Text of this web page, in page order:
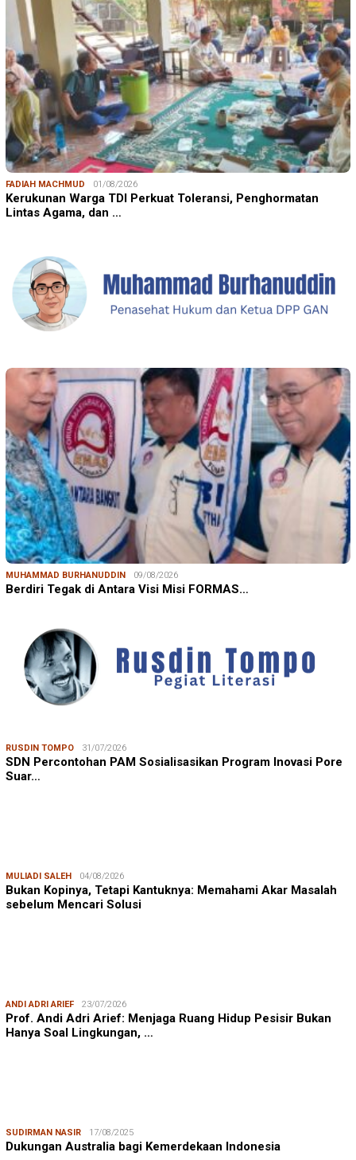
FADIAH MACHMUD 01/08/2026
Kerukunan Warga TDI Perkuat Toleransi, Penghormatan
Lintas Agama, dan …
MUHAMMAD BURHANUDDIN 09/08/2026
Berdiri Tegak di Antara Visi Misi FORMAS…
RUSDIN TOMPO 31/07/2026
SDN Percontohan PAM Sosialisasikan Program Inovasi Pore
Suar…
MULIADI SALEH 04/08/2026
Bukan Kopinya, Tetapi Kantuknya: Memahami Akar Masalah
sebelum Mencari Solusi
ANDI ADRI ARIEF 23/07/2026
Prof. Andi Adri Arief: Menjaga Ruang Hidup Pesisir Bukan
Hanya Soal Lingkungan, …
SUDIRMAN NASIR 17/08/2025
Dukungan Australia bagi Kemerdekaan Indonesia